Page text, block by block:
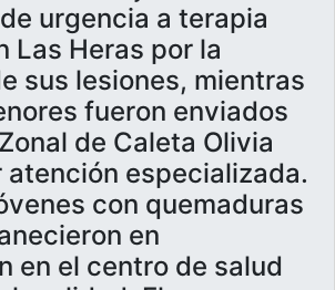
urgencia a terapia
Las Heras por la
sus lesiones, mientras
fueron enviados
de Caleta Olivia
especializada.
con quemaduras
en
en el centro de salud